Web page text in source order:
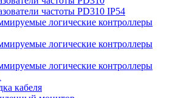
частоты PD310 IP54
логические контроллеры
логические контроллеры
логические контроллеры
кабеля